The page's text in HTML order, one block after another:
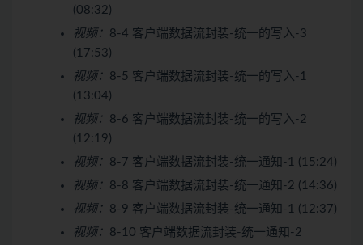
(08:32)
视频： 8-4 客户端数据流封装-统一的写入-3
(17:53)
视频： 8-5 客户端数据流封装-统一的写入-1
(13:04)
视频： 8-6 客户端数据流封装-统一的写入-2
(12:19)
视频： 8-7 客户端数据流封装-统一通知-1 (15:24)
视频： 8-8 客户端数据流封装-统一通知-2 (14:36)
视频： 8-9 客户端数据流封装-统一通知-1 (12:37)
视频： 8-10 客户端数据流封装-统一通知-2